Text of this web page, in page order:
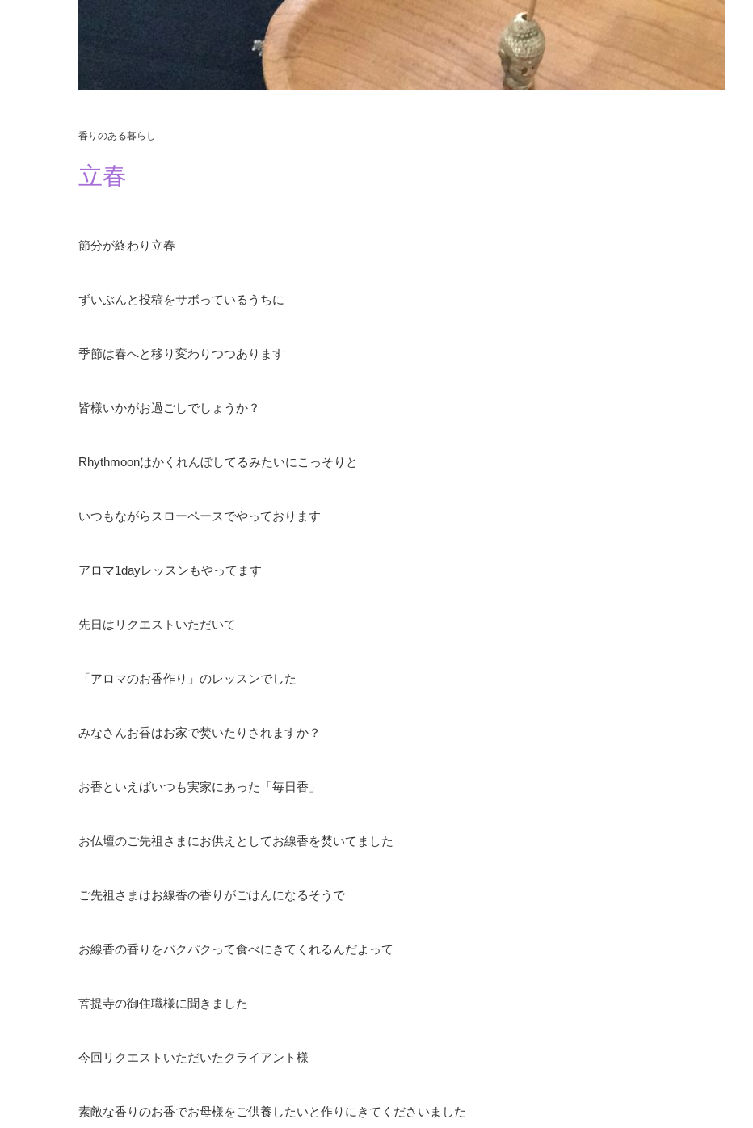
香りのある暮らし
立春
節分が終わり立春
ずいぶんと投稿をサボっているうちに
季節は春へと移り変わりつつあります
皆様いかがお過ごしでしょうか？
Rhythmoonはかくれんぼしてるみたいにこっそりと
いつもながらスローペースでやっております
アロマ1dayレッスンもやってます
先日はリクエストいただいて
「アロマのお香作り」のレッスンでした
みなさんお香はお家で焚いたりされますか？
お香といえばいつも実家にあった「毎日香」
お仏壇のご先祖さまにお供えとしてお線香を焚いてました
ご先祖さまはお線香の香りがごはんになるそうで
お線香の香りをパクパクって食べにきてくれるんだよって
菩提寺の御住職様に聞きました
今回リクエストいただいたクライアント様
素敵な香りのお香でお母様をご供養したいと作りにきてくださいました